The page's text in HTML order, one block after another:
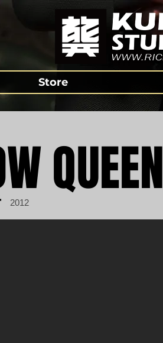
Store
QUEEN
2012